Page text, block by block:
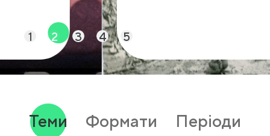
1 2 3 4 5
Теми Формати Періоди